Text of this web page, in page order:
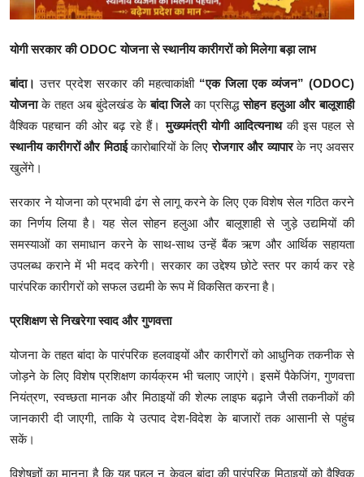
योगी सरकार की ODOC योजना से स्थानीय कारीगरों को मिलेगा बड़ा लाभ
बांदा। उत्तर प्रदेश सरकार की महत्वाकांक्षी“एक जिला एक व्यंजन” (ODOC)
योजनाके तहत अब बुंदेलखंड केबांदा जिलेका प्रसिद्धसोहन हलुआ और बालूशाही
वैश्विक पहचान की ओर बढ़ रहे हैं।मुख्यमंत्री योगी आदित्यनाथकी इस पहल से
स्थानीय कारीगरों और मिठाईकारोबारियों के लिएरोजगार और व्यापारके नए अवसर
खुलेंगे।
सरकार ने योजना को प्रभावी ढंग से लागू करने के लिए एक विशेष सेल गठित करने
का निर्णय लिया है। यह सेल सोहन हलुआ और बालूशाही से जुड़े उद्यमियों की
समस्याओं का समाधान करने के साथ-साथ उन्हें बैंक ऋण और आर्थिक सहायता
उपलब्ध कराने में भी मदद करेगी। सरकार का उद्देश्य छोटे स्तर पर कार्य कर रहे
पारंपरिक कारीगरों को सफल उद्यमी के रूप में विकसित करना है।
प्रशिक्षण से निखरेगा स्वाद और गुणवत्ता
योजना के तहत बांदा के पारंपरिक हलवाइयों और कारीगरों को आधुनिक तकनीक से
जोड़ने के लिए विशेष प्रशिक्षण कार्यक्रम भी चलाए जाएंगे। इसमें पैकेजिंग, गुणवत्ता
नियंत्रण, स्वच्छता मानक और मिठाइयों की शेल्फ लाइफ बढ़ाने जैसी तकनीकों की
जानकारी दी जाएगी, ताकि ये उत्पाद देश-विदेश के बाजारों तक आसानी से पहुंच
सकें।
विशेषज्ञों का मानना है कि यह पहल न केवल बांदा की पारंपरिक मिठाइयों को वैश्विक